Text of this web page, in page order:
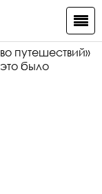
путешествий»
было